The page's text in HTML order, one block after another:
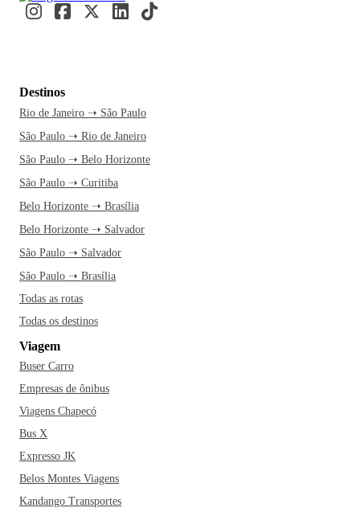
Destinos
Rio de Janeiro ➝ São Paulo
São Paulo ➝ Rio de Janeiro
São Paulo ➝ Belo Horizonte
São Paulo ➝ Curitiba
Belo Horizonte ➝ Brasília
Belo Horizonte ➝ Salvador
São Paulo ➝ Salvador
São Paulo ➝ Brasília
Todas as rotas
Todas os destinos
Viagem
Buser Carro
Empresas de ônibus
Viagens Chapecó
Bus X
Expresso JK
Belos Montes Viagens
Kandango Transportes